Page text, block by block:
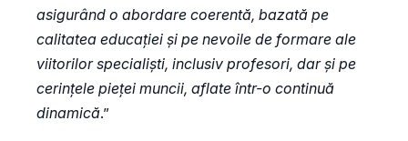
asigurând o abordare coerentă, bazată pe
calitatea educației și pe nevoile de formare ale
viitorilor specialiști, inclusiv profesori, dar și pe
cerințele pieței muncii, aflate într-o continuă
dinamică.”